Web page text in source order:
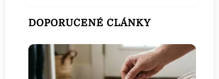
DOPORUČENÉ ČLÁNKY